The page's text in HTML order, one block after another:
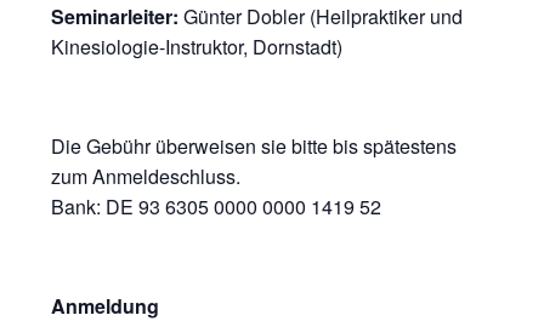
Seminarleiter: Günter Dobler (Heilpraktiker und
Kinesiologie-Instruktor, Dornstadt)
Die Gebühr überweisen sie bitte bis spätestens
zum Anmeldeschluss.
Bank: DE 93 6305 0000 0000 1419 52
Anmeldung